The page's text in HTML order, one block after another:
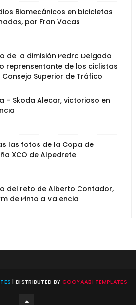
Biomecánicos en bicicletas
por Fran Vacas
de la dimisión Pedro Delgado
reprensentante de los ciclistas
Consejo Superior de Tráfico
– Skoda Alecar, victorioso en
las fotos de la Copa de
XCO de Alpedrete
del reto de Alberto Contador,
de Pinto a Valencia
| DISTRIBUTED BY GOOYAABI TEMPLATES